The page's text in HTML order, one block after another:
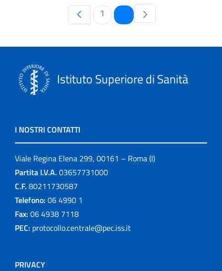
Pagina
1 Pagina
Istituto Superiore di Sanità
I NOSTRI CONTATTI
Viale Regina Elena 299, 00161 – Roma (I)
Partita I.V.A. 03657731000
C.F. 80211730587
Telefono: 06 4990 1
Fax: 06 4938 7118
PEC: protocollo.centrale@pec.iss.it
PRIVACY